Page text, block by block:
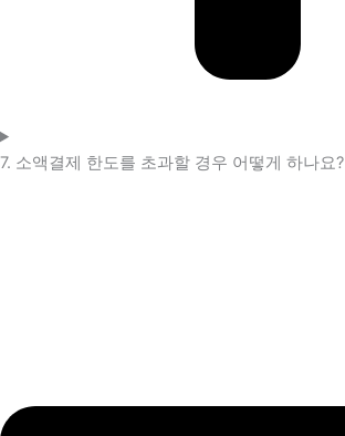
7. 소액결제 한도를 초과할 경우 어떻게 하나요?